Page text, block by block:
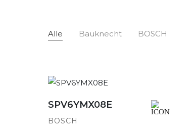
Alle Bauknecht BOSCH
Detailansicht
SPV6YMX08E
BOSCH